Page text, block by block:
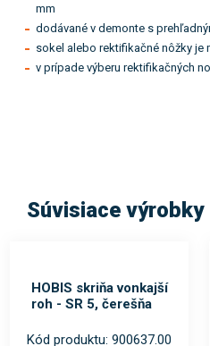
mm
dodávané v demonte s
sokel alebo rektifikačné nôžky je
v prípade výberu rektifikačných
Súvisiace výrobky
HOBIS skriňa vonkajší
roh - SR 5, čerešňa
Kód produktu: 900637.00